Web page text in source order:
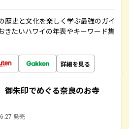
歴史と文化を楽しく学ぶ最強のガイ
きたいハワイの年表やキーワード集
詳細を見る
朱印でめぐる奈良のお寺
発売